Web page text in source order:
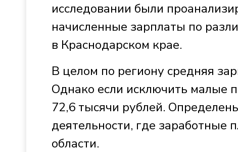
исследовании были
начисленные зарплаты по
в Краснодарском крае.
В целом по региону средняя
Однако если исключить малые
72,6 тысячи рублей.
деятельности, где
области.